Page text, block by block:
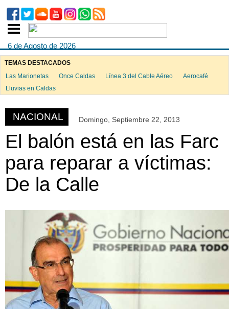
6 de Agosto de 2026
TEMAS DESTACADOS
Las Marionetas
Once Caldas Línea 3 del Cable Aéreo
Aerocafé
Lluvias en Caldas
NACIONAL Domingo, Septiembre 22, 2013
El balón está en las Farc
para reparar a víctimas:
De la Calle